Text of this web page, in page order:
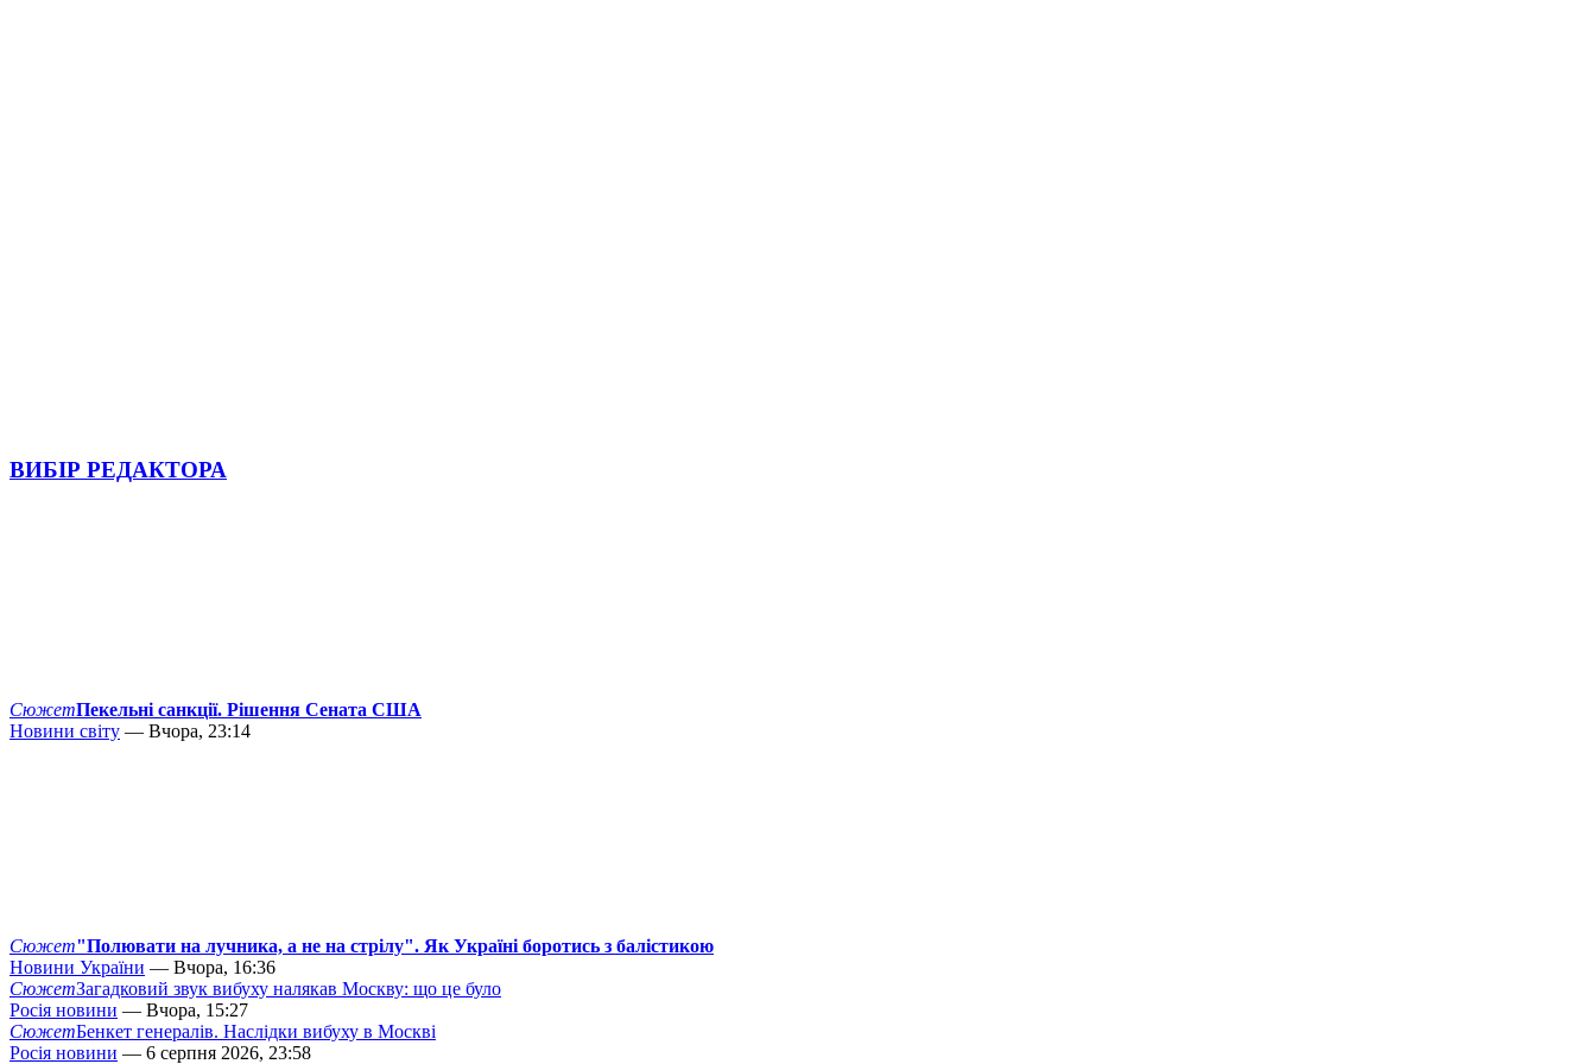
ВИБІР РЕДАКТОРА
СюжетПекельні санкції. Рішення Сената США
Новини світу — Вчора, 23:14
Сюжет"Полювати на лучника, а не на стрілу". Як Україні боротись з балістикою
Новини України — Вчора, 16:36
СюжетЗагадковий звук вибуху налякав Москву: що це було
Росія новини — Вчора, 15:27
СюжетБенкет генералів. Наслідки вибуху в Москві
Росія новини — 6 серпня 2026, 23:58